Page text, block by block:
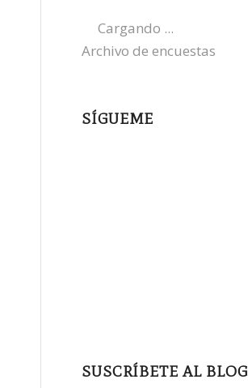
Cargando ...
Archivo de encuestas
SÍGUEME
SUSCRÍBETE AL BLOG